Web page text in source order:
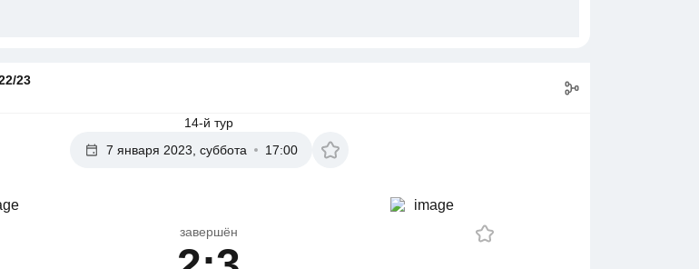
23
14-й тур
7 января 2023, суббота
17:00
завершён